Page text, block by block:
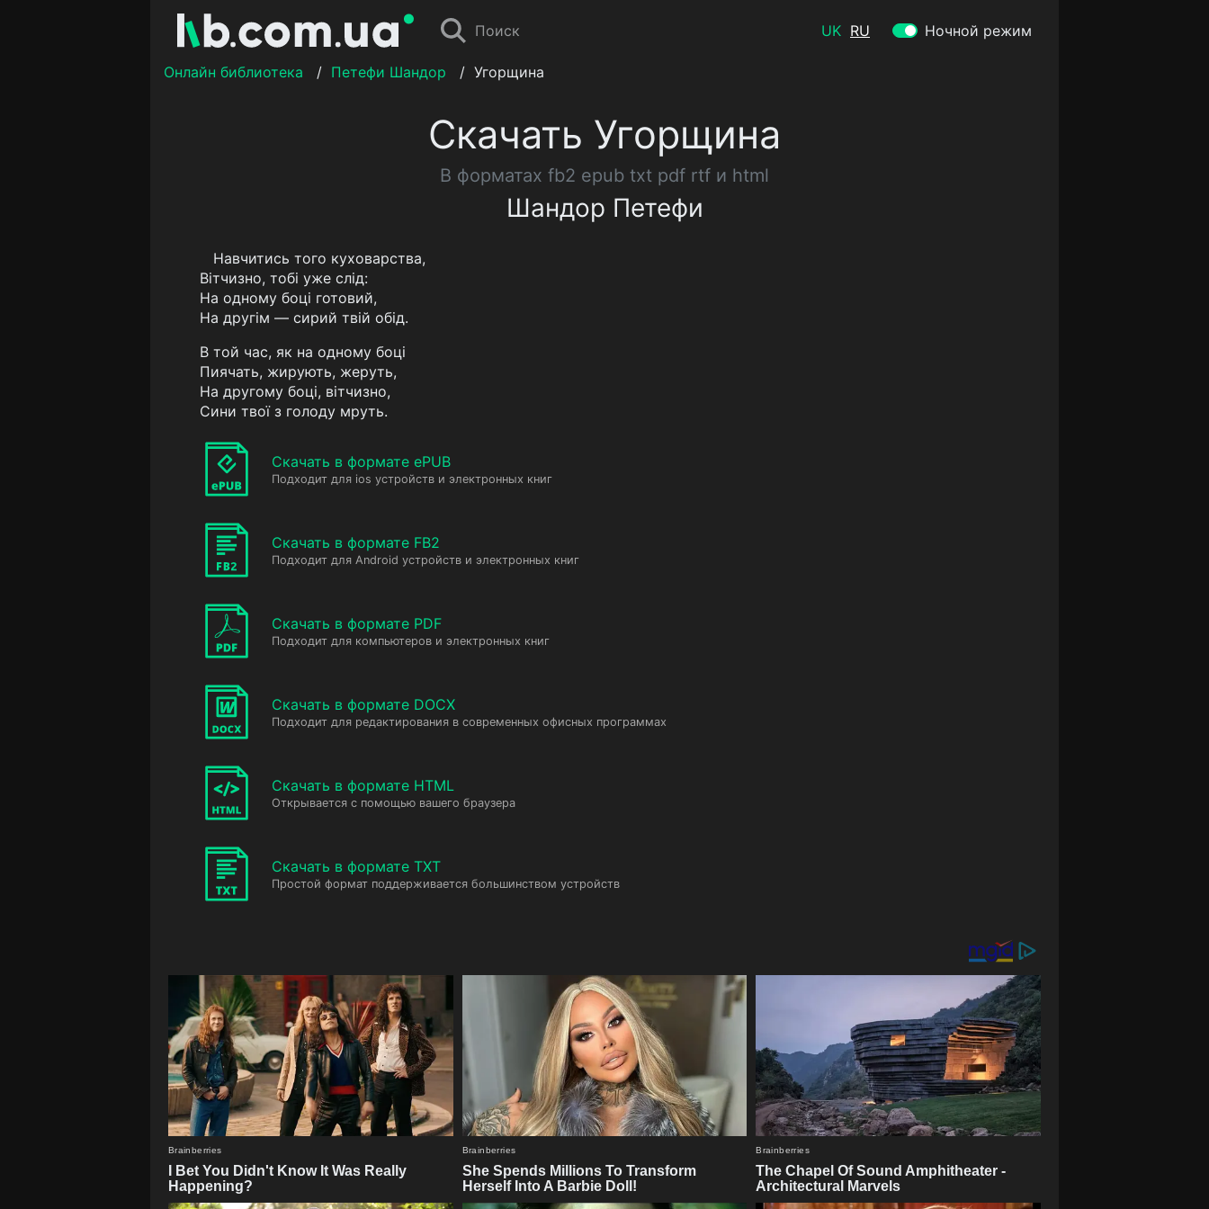
Поиск UK RU Ночной режим
Онлайн библиотека / Петефи Шандор / Угорщина
Скачать Угорщина
В форматах fb2 epub txt pdf rtf и html
Шандор Петефи
Навчитись того куховарства,
Вітчизно, тобі уже слід:
На одному боці готовий,
На другім — сирий твій обід.
В той час, як на одному боці
Пиячать, жирують, жеруть,
На другому боці, вітчизно,
Сини твої з голоду мруть.
Скачать в формате ePUB
Подходит для ios устройств и электронных книг
Скачать в формате FB2
Подходит для Android устройств и электронных книг
Скачать в формате PDF
Подходит для компьютеров и электронных книг
Скачать в формате DOCX
Подходит для редактирования в современных офисных программах
Скачать в формате HTML
Открывается с помощью вашего браузера
Скачать в формате TXT
Простой формат поддерживается большинством устройств